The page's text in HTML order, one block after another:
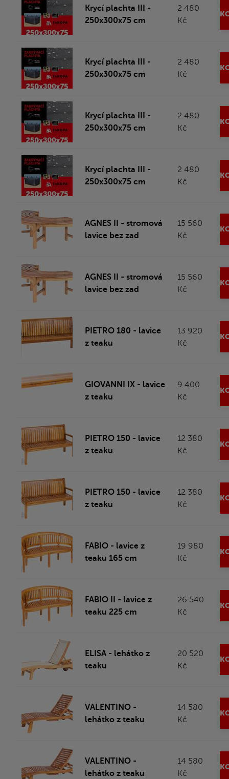
Krycí plachta III -
250x300x75 cm
2 480
Kč
Krycí plachta III -
250x300x75 cm
2 480
Kč
Krycí plachta III -
250x300x75 cm
2 480
Kč
Krycí plachta III -
250x300x75 cm
2 480
Kč
AGNES II - stromová
lavice bez zad
15 560
Kč
AGNES II - stromová
lavice bez zad
15 560
Kč
PIETRO 180 - lavice
z teaku
13 920
Kč
GIOVANNI IX - lavice
z teaku
9 400
Kč
PIETRO 150 - lavice
z teaku
12 380
Kč
PIETRO 150 - lavice
z teaku
12 380
Kč
FABIO - lavice z
teaku 165 cm
19 980
Kč
FABIO II - lavice z
teaku 225 cm
26 540
Kč
ELISA - lehátko z
teaku
20 520
Kč
VALENTINO -
lehátko z teaku
14 580
Kč
VALENTINO -
lehátko z teaku
14 580
Kč